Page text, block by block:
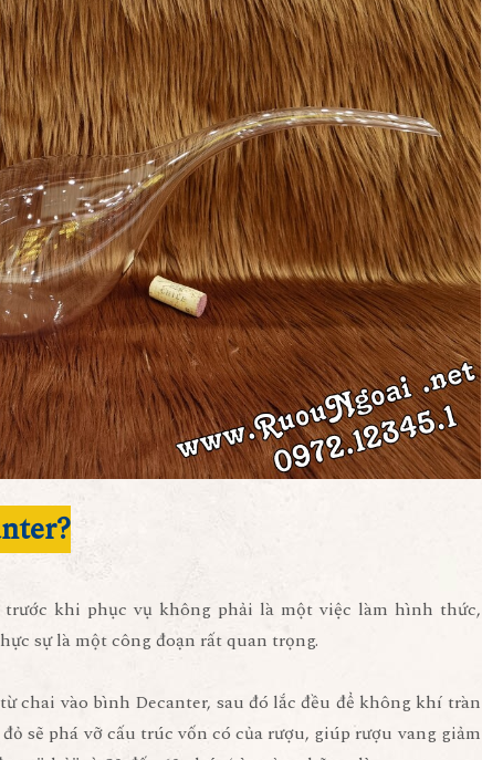
khi phục vụ không phải là một việc làm hình thức,
sự là một công đoạn rất quan trọng.
chai vào bình Decanter, sau đó lắc đều để không khí tràn
sẽ phá vỡ cấu trúc vốn có của rượu, giúp rượu vang giảm